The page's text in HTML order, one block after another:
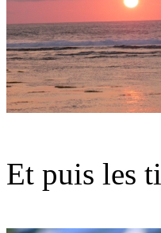
Et puis les